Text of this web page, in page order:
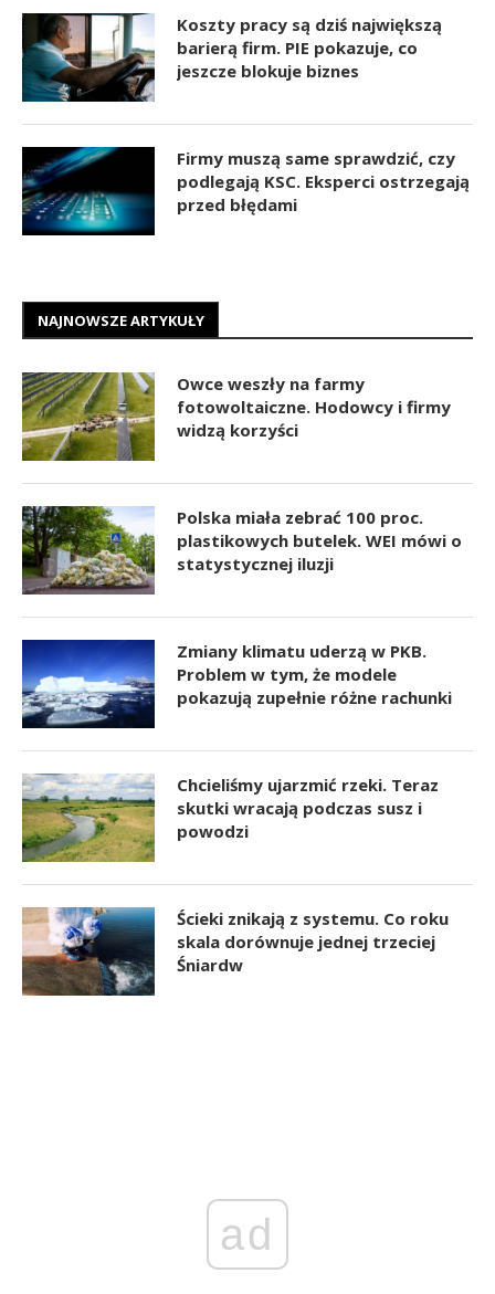
Koszty pracy są dziś największą
barierą firm. PIE pokazuje, co
jeszcze blokuje biznes
Firmy muszą same sprawdzić, czy
podlegają KSC. Eksperci ostrzegają
przed błędami
NAJNOWSZE ARTYKUŁY
Owce weszły na farmy
fotowoltaiczne. Hodowcy i firmy
widzą korzyści
Polska miała zebrać 100 proc.
plastikowych butelek. WEI mówi o
statystycznej iluzji
Zmiany klimatu uderzą w PKB.
Problem w tym, że modele
pokazują zupełnie różne rachunki
Chcieliśmy ujarzmić rzeki. Teraz
skutki wracają podczas susz i
powodzi
Ścieki znikają z systemu. Co roku
skala dorównuje jednej trzeciej
Śniardw
ad